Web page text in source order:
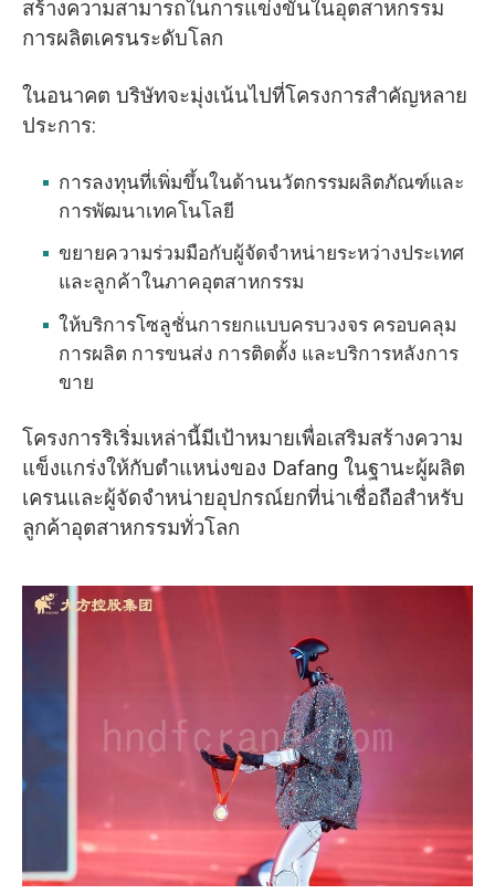
สร้างความสามารถในการแข่งขันในอุตสาหกรรม
การผลิตเครนระดับโลก
ในอนาคต บริษัทจะมุ่งเน้นไปที่โครงการสำคัญหลาย
ประการ:
การลงทุนที่เพิ่มขึ้นในด้านนวัตกรรมผลิตภัณฑ์และ
การพัฒนาเทคโนโลยี
ขยายความร่วมมือกับผู้จัดจำหน่ายระหว่างประเทศ
และลูกค้าในภาคอุตสาหกรรม
ให้บริการโซลูชั่นการยกแบบครบวงจร ครอบคลุม
การผลิต การขนส่ง การติดตั้ง และบริการหลังการ
ขาย
โครงการริเริ่มเหล่านี้มีเป้าหมายเพื่อเสริมสร้างความ
แข็งแกร่งให้กับตำแหน่งของ Dafang ในฐานะผู้ผลิต
เครนและผู้จัดจำหน่ายอุปกรณ์ยกที่น่าเชื่อถือสำหรับ
ลูกค้าอุตสาหกรรมทั่วโลก